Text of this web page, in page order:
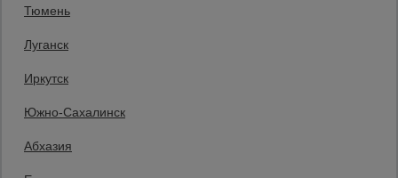
Тюмень
Луганск
Иркутск
Южно-Сахалинск
Абхазия
Пн-Пт: с 9:00 до 18:00
Принимаем к оплате
Все права защищены и охраняются законом. © 2008-2026 ООО
«Промышленник» Продажа строительных конструкций и другого